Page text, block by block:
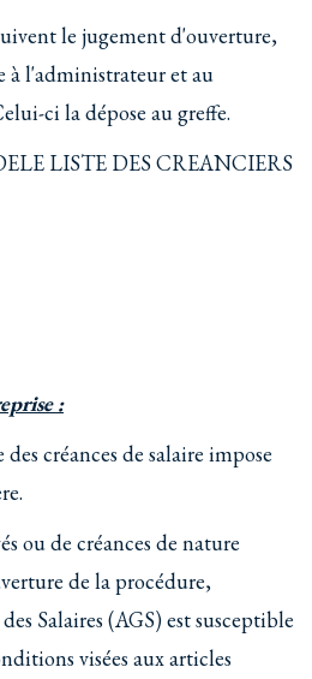
le jugement d'ouverture,
à l'administrateur et au
ci la dépose au greffe.
LISTE DES CREANCIERS
:
créances de salaire impose
ou de créances de nature
de la procédure,
Salaires (AGS) est susceptible
visées aux articles